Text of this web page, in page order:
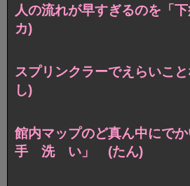
人の流れが早すぎるのを「
カ)
スプリンクラーでえらいこ
し)
館内マップのど真ん中にで
手 洗 い」 (たん)